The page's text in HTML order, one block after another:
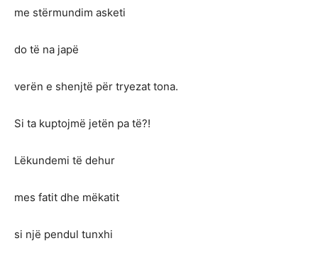
me stërmundim asketi
do të na japë
verën e shenjtë për tryezat tona.
Si ta kuptojmë jetën pa të?!
Lëkundemi të dehur
mes fatit dhe mëkatit
si një pendul tunxhi